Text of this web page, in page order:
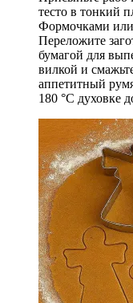
тесто в тонкий
Формочками
Переложите
бумагой для
вилкой и
аппетитный
180 °C духовке